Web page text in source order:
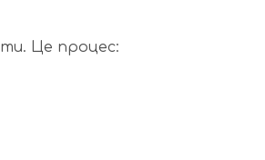
Це процес: